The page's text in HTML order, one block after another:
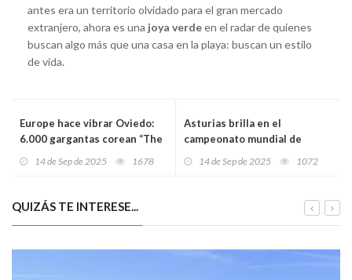
antes era un territorio olvidado para el gran mercado
extranjero, ahora es una joya verdeen el radar de quienes
buscan algo más que una casa en la playa: buscan un estilo
de vida.
Europe hace vibrar Oviedo:
6.000 gargantas corean “The
noche histórica en La Ería
14 de Sep de 2025 1678
Asturias brilla en el
campeonato mundial de
Gastrobar y El Dólar, entre
14 de Sep de 2025 1072
QUIZÁS TE INTERESE...